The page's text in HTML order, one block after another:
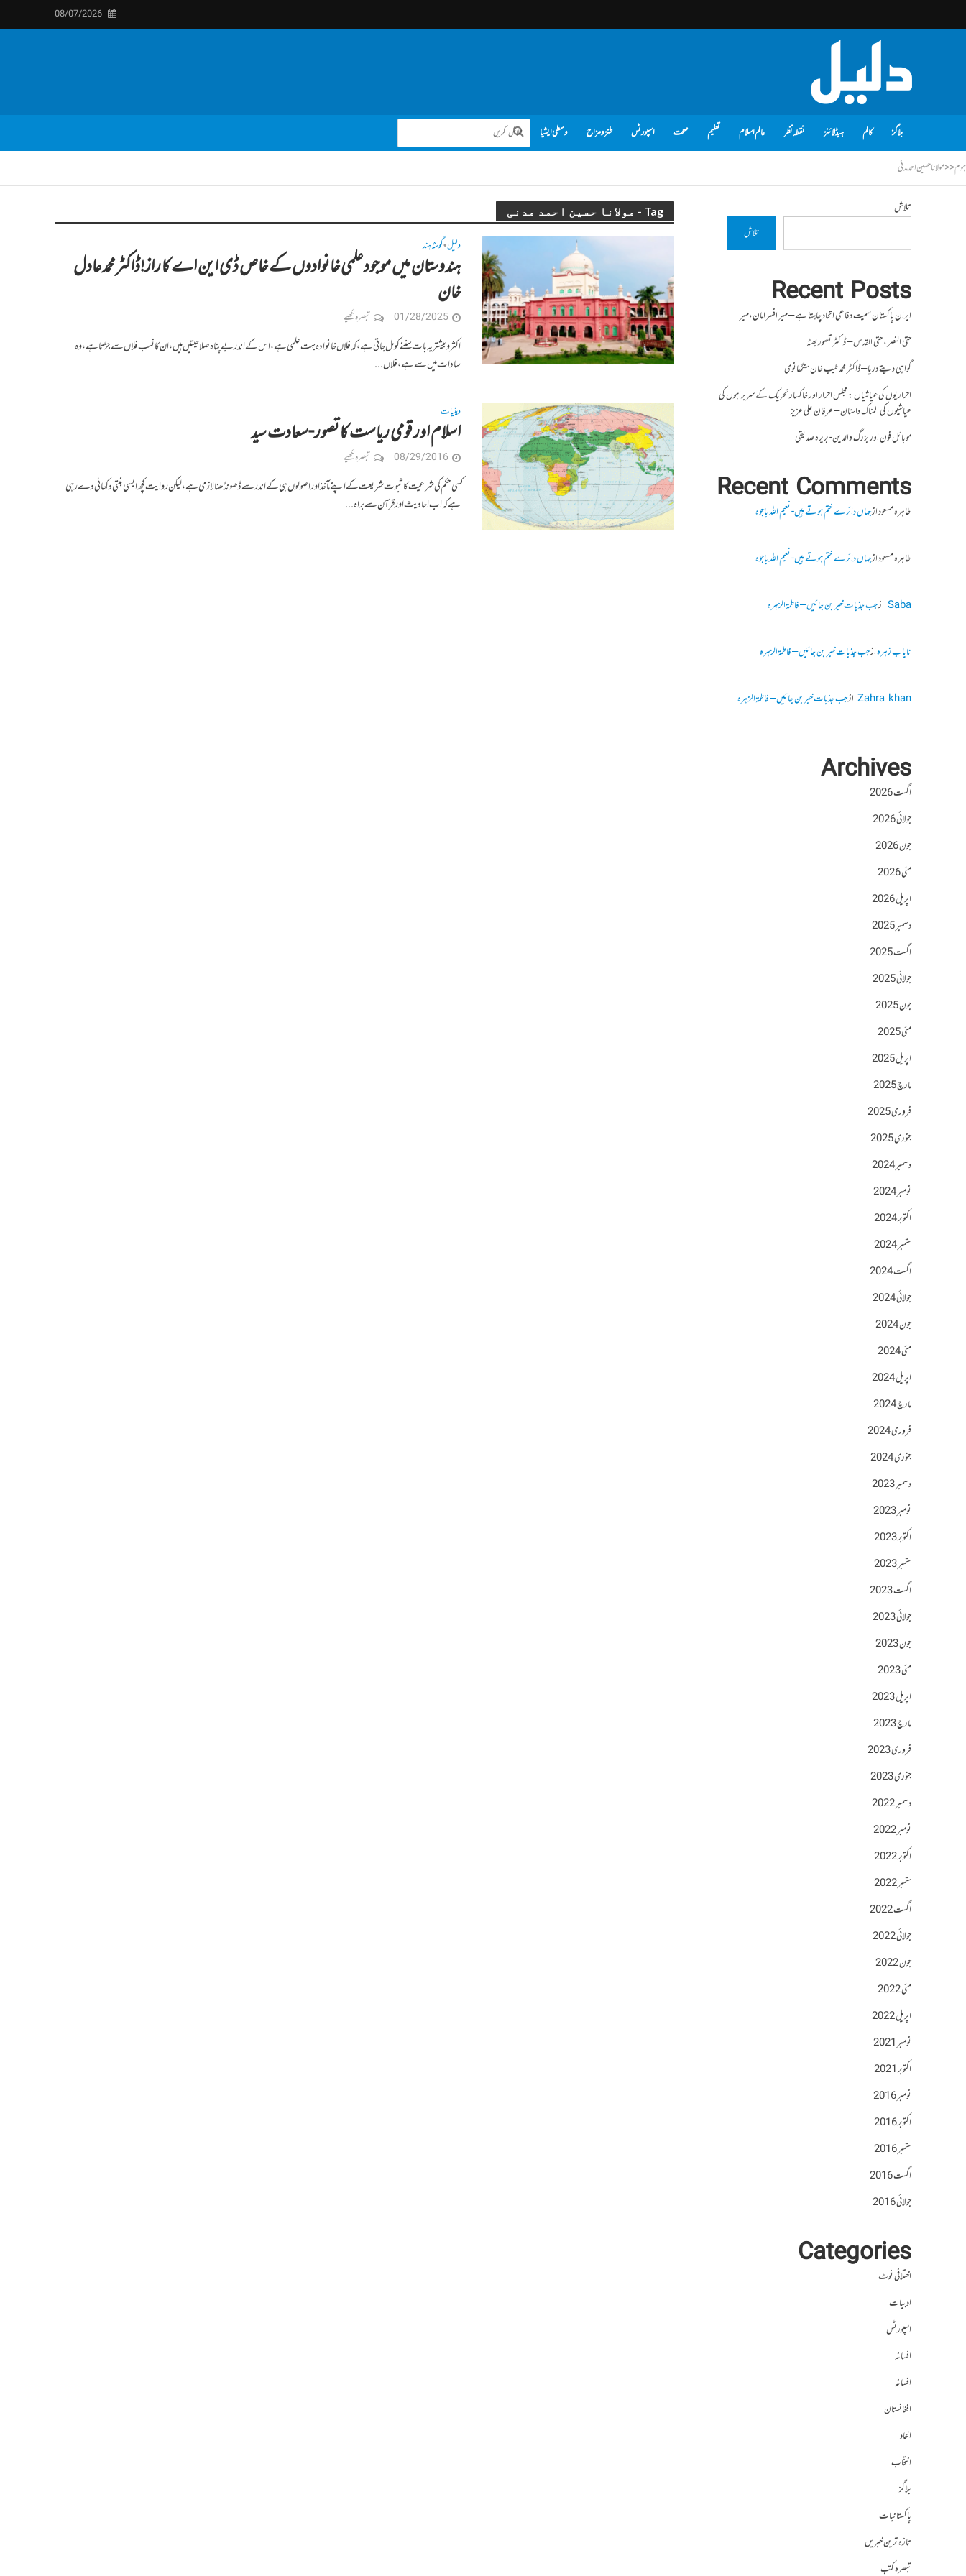
08/07/2026
بلاگز کالم ہیڈلائنز نقطہ نظر عالم اسلام تعلیم صحت اسپورٹس طنز و مزاح وسطی ایشیا
ہوم<<مولانا حسین احمد مدنی
Tag - مولانا حسین احمد مدنی
دلیل•گوشہ ہند
ہندوستان میں موجود علمی خانوادوں کے خاص ڈی این اے کا راز!ڈاکٹر محمد عادل
خان
01/28/2025 تبصرہ لکھیے
اکثر و بیشتر یہ بات سننے کو مل جاتی ہے، کہ فلاں خانوادہ بہت علمی ہے، اس کے اندر بے پناہ صلاحیتیں ہیں، ان کا نسب فلاں سے جڑتا ہے، وہ
سادات میں سے ہے، فلاں...
دینیات
اسلام اور قومی ریاست کا تصور-سعادت سید
08/29/2016 تبصرہ لکھیے
کسی حکم کی شرعیت کا ثبوت شریعت کے اپنے مآخذ اور اصولوں ہی کےاندرسے ڈھونڈھنا لازمی ہے، لیکن روایت کچھ ایسی بنتی دکھائی دے رہی
ہے کہ اب احادیث اور قرآن سے براہ...
تلاش
تلاش
Recent Posts
ایران پاکستان سمیت دفاعی اتحاد چاہتا ہے – میر افسر امان،میر
حتی النصر ، حتی القدس – ڈاکٹر تصور بھٹہ
گواہی دیتے دریا – ڈاکٹر محمد طیب خان سنگھانوی
احراریوں کی عیاشیاں : مجلس احرار اور خاکسار تحریک کے سربراہوں کی
عیاشیوں کی المناک داستان – عرفان علی عزیز
موبائل فون اور بزرگ والدین- بریرہ صدیقی
Recent Comments
طاہرہ مسعودازجہاں دائرے ختم ہوتے ہیں- نعیم اللہ باجوہ
طاہرہ مسعودازجہاں دائرے ختم ہوتے ہیں- نعیم اللہ باجوہ
Sabaازجب جذبات خبر بن جائیں – فاطمۃالزہرہ
نایاب زہرہازجب جذبات خبر بن جائیں – فاطمۃالزہرہ
Zahra khanازجب جذبات خبر بن جائیں – فاطمۃالزہرہ
Archives
اگست 2026
جولائی 2026
جون 2026
مئی 2026
اپریل 2026
دسمبر 2025
اگست 2025
جولائی 2025
جون 2025
مئی 2025
اپریل 2025
مارچ 2025
فروری 2025
جنوری 2025
دسمبر 2024
نومبر 2024
اکتوبر 2024
ستمبر 2024
اگست 2024
جولائی 2024
جون 2024
مئی 2024
اپریل 2024
مارچ 2024
فروری 2024
جنوری 2024
دسمبر 2023
نومبر 2023
اکتوبر 2023
ستمبر 2023
اگست 2023
جولائی 2023
جون 2023
مئی 2023
اپریل 2023
مارچ 2023
فروری 2023
جنوری 2023
دسمبر 2022
نومبر 2022
اکتوبر 2022
ستمبر 2022
اگست 2022
جولائی 2022
جون 2022
مئی 2022
اپریل 2022
نومبر 2021
اکتوبر 2021
نومبر 2016
اکتوبر 2016
ستمبر 2016
اگست 2016
جولائی 2016
Categories
اختلافی نوٹ
ادبیات
اسپورٹس
افسانہ
افسانہ
افغانستان
الحاد
انتخاب
بلاگز
پاکستانیات
تازہ ترین خبریں
تبصرہ کتب